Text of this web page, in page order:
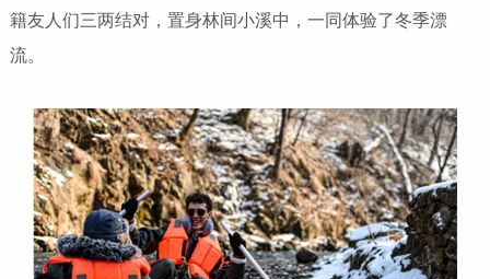
籍友人们三两结对，置身林间小溪中，一同体验了冬季漂
流。